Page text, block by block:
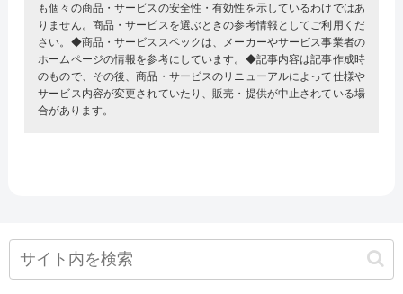
も個々の商品・サービスの安全性・有効性を示しているわけではあ
りません。商品・サービスを選ぶときの参考情報としてご利用くだ
さい。◆商品・サービススペックは、メーカーやサービス事業者の
ホームページの情報を参考にしています。◆記事内容は記事作成時
のもので、その後、商品・サービスのリニューアルによって仕様や
サービス内容が変更されていたり、販売・提供が中止されている場
合があります。